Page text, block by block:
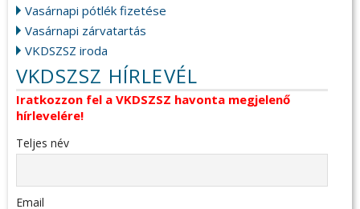
Vasárnapi pótlék fizetése
Vasárnapi zárvatartás
VKDSZSZ iroda
VKDSZSZ HÍRLEVÉL
Iratkozzon fel a VKDSZSZ havonta megjelenő
hírlevelére!
Teljes név
Email